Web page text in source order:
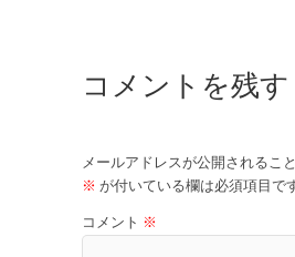
コメントを残す
メールアドレスが公開されるこ
※ が付いている欄は必須項目で
コメント ※